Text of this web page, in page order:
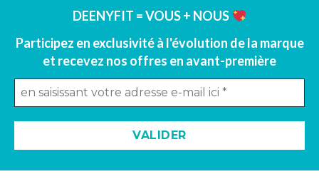
DEENYFIT = VOUS + NOUS
Participez en exclusivité à l'évolution de la marque
et recevez nos offres en avant-première